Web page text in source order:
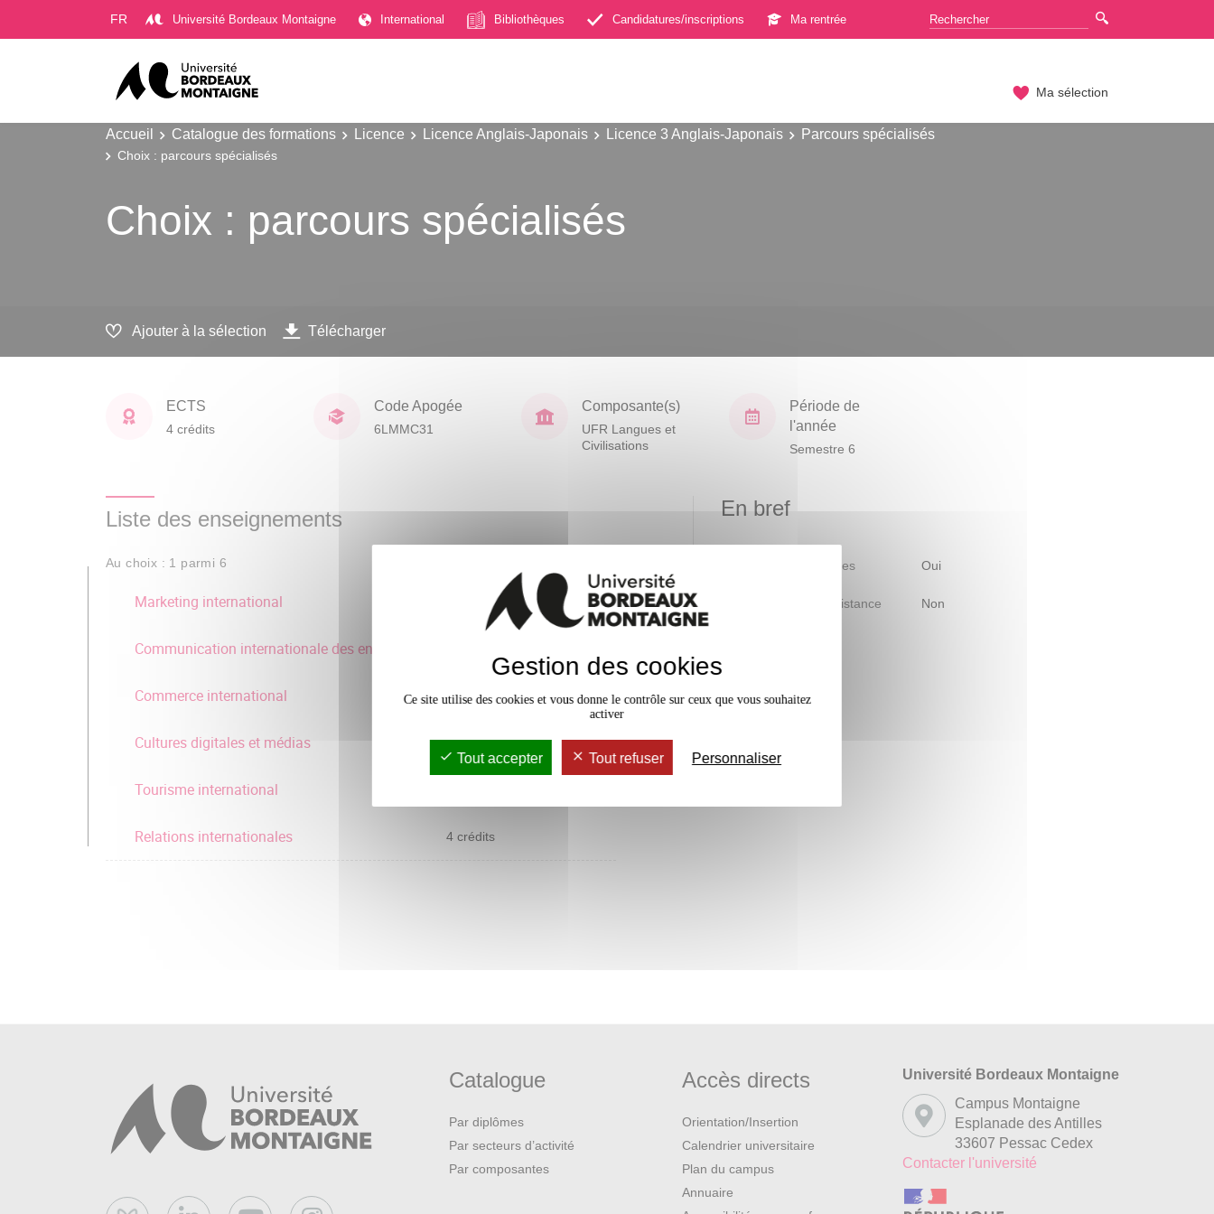
FR Université Bordeaux Montaigne International Bibliothèques Candidatures/inscriptions Ma rentrée
Ma sélection
Accueil Catalogue des formations Licence Licence Anglais-Japonais Licence 3 Anglais-Japonais Parcours spécialisés
Choix : parcours spécialisés
Choix : parcours spécialisés
Ajouter à la sélection Télécharger
ECTS
4 crédits
Code Apogée
6LMMC31
Composante(s)
UFR Langues et
Civilisations
Période de
l'année
Semestre 6
Liste des enseignements
Au choix : 1 parmi 6
Marketing international 4 crédits
Communication internationale des entreprises
Commerce international 4 crédits
Cultures digitales et médias 4 crédits
Tourisme international
Relations internationales 4 crédits
En bref
Mobilité d'études Oui
Accessible à distance Non
Catalogue
Par diplômes
Par secteurs d’activité
Par composantes
Accès directs
Orientation/Insertion
Calendrier universitaire
Plan du campus
Annuaire
Université Bordeaux Montaigne
Campus Montaigne
Esplanade des Antilles
33607 Pessac Cedex
Contacter l'université
Gestion des cookies
Ce site utilise des cookies et vous donne le contrôle sur ceux que vous souhaitez
activer
Tout accepter Tout refuser Personnaliser